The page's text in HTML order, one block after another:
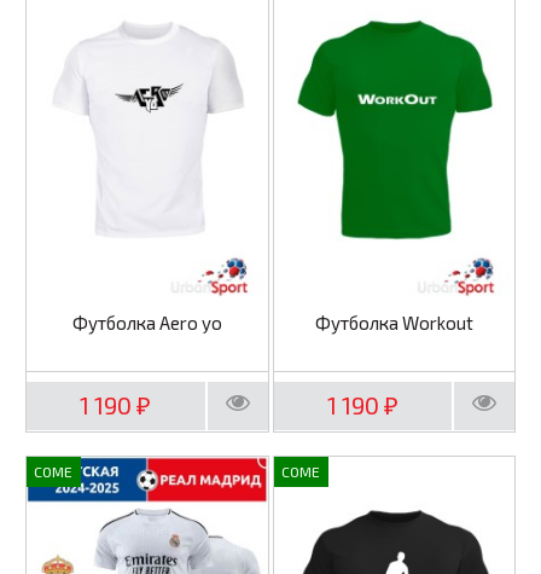
Футболка Aero yo
1 190₽
Футболка Workout
1 190 ₽
COME COME